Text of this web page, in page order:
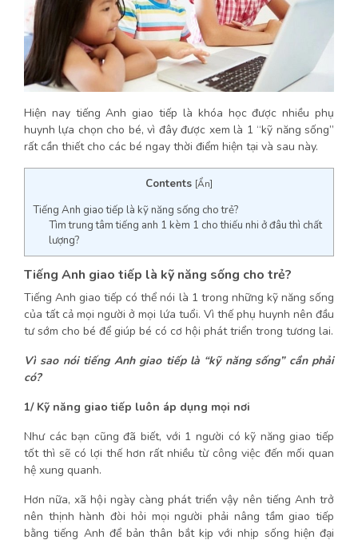
Hiện nay tiếng Anh giao tiếp là khóa học được nhiều phụ
huynh lựa chọn cho bé, vì đây được xem là 1 “kỹ năng sống”
rất cần thiết cho các bé ngay thời điểm hiện tại và sau này.
Contents [Ẩn]
Tiếng Anh giao tiếp là kỹ năng sống cho trẻ?
Tìm trung tâm tiếng anh 1 kèm 1 cho thiếu nhi ở đâu thì chất
lượng?
Tiếng Anh giao tiếp là kỹ năng sống cho trẻ?
Tiếng Anh giao tiếp có thể nói là 1 trong những kỹ năng sống
của tất cả mọi người ở mọi lứa tuổi. Vì thế phụ huynh nên đầu
tư sớm cho bé để giúp bé có cơ hội phát triển trong tương lai.
Vì sao nói tiếng Anh giao tiếp là “kỹ năng sống” cần phải
có?
1/ Kỹ năng giao tiếp luôn áp dụng mọi nơi
Như các bạn cũng đã biết, với 1 người có kỹ năng giao tiếp
tốt thì sẽ có lợi thế hơn rất nhiều từ công việc đến mối quan
hệ xung quanh.
Hơn nữa, xã hội ngày càng phát triển vậy nên tiếng Anh trở
nên thịnh hành đòi hỏi mọi người phải nâng tầm giao tiếp
bằng tiếng Anh để bản thân bắt kịp với nhịp sống hiện đại